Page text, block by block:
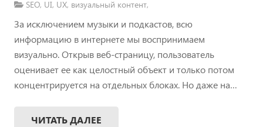
SEO, UI, UX, визуальный контент,
За исключением музыки и подкастов, всю
информацию в интернете мы воспринимаем
визуально. Открыв веб-страницу, пользователь
оценивает ее как целостный объект и только потом
концентрируется на отдельных блоках. Но даже на…
ЧИТАТЬ ДАЛЕЕ